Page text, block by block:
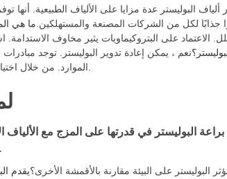
ألياف البوليستر عدة مزايا على الألياف الطبيعية. أنها
جذابًا لكل من الشركات المصنعة والمستهلكين. ما هي
الاعتماد على البتروكيماويات يثير مخاوف الاستدامة.
نعم ، يمكن إعادة تدوير البوليستر. توجد
البوليستر في قدرتها على المزج مع الألياف
المستهلكين المتنوعة ، من الملابس إلى ديكور المنزل والتطبيقات الصناعية.
البوليستر على البيئة مقارنة بالأقمشة الأخرى؟يقدم